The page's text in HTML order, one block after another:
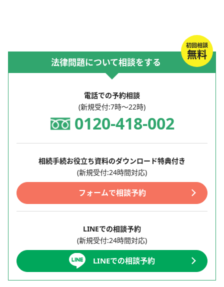
初回相談
無料
法律問題について相談をする
電話での予約相談
(新規受付:7時～22時)
0120-418-002
相続手続お役立ち資料のダウンロード特典付き
(新規受付:24時間対応)
フォームで相談予約
LINEでの相談予約
(新規受付:24時間対応)
LINEでの相談予約